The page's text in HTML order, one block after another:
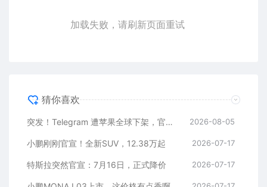
加载失败，请刷新页面重试
猜你喜欢
突发！Telegram 遭苹果全球下架，官方回应 2026-08-05
小鹏刚刚官宣！全新SUV，12.38万起 2026-07-17
特斯拉突然官宣：7月16日，正式降价 2026-07-17